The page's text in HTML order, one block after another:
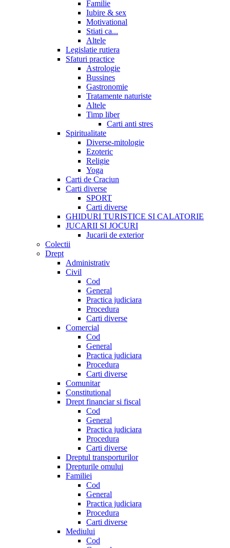
Familie
Iubire & sex
Motivational
Stiati ca...
Altele
Legislatie rutiera
Sfaturi practice
Astrologie
Bussines
Gastronomie
Tratamente naturiste
Altele
Timp liber
Carti anti stres
Spiritualitate
Diverse-mitologie
Ezoteric
Religie
Yoga
Carti de Craciun
Carti diverse
SPORT
Carti diverse
GHIDURI TURISTICE SI CALATORIE
JUCARII SI JOCURI
Jucarii de exterior
Colectii
Drept
Administrativ
Civil
Cod
General
Practica judiciara
Procedura
Carti diverse
Comercial
Cod
General
Practica judiciara
Procedura
Carti diverse
Comunitar
Constitutional
Drept financiar si fiscal
Cod
General
Practica judiciara
Procedura
Carti diverse
Dreptul transporturilor
Drepturile omului
Familiei
Cod
General
Practica judiciara
Procedura
Carti diverse
Mediului
Cod